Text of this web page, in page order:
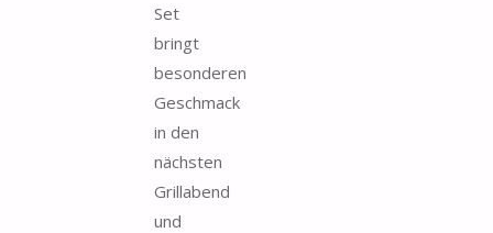
Set
bringt
besonderen
Geschmack
in den
nächsten
Grillabend
und